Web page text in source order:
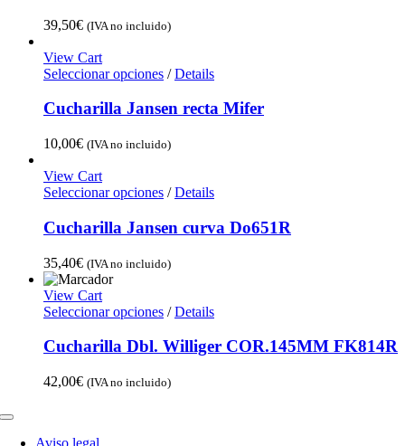
39,50€ (IVA no incluido)
View Cart
Seleccionar opciones / Details
Cucharilla Jansen recta Mifer
10,00€ (IVA no incluido)
View Cart
Seleccionar opciones / Details
Cucharilla Jansen curva Do651R
35,40€ (IVA no incluido)
View Cart
Seleccionar opciones / Details
Cucharilla Dbl. Williger COR.145MM FK814R
42,00€ (IVA no incluido)
Toggle
NavigationAviso legal